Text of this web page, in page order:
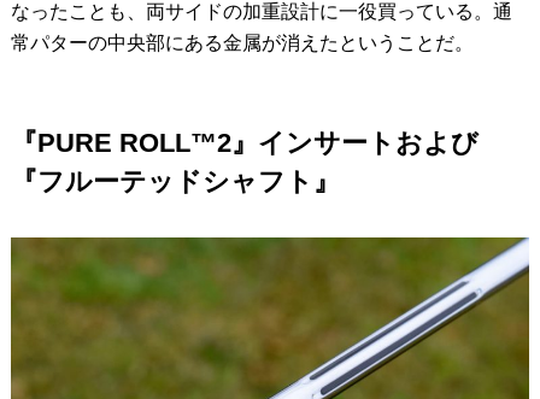
なったことも、両サイドの加重設計に一役買っている。通
常パターの中央部にある金属が消えたということだ。
『PURE ROLL™2』インサートおよび
『フルーテッドシャフト』